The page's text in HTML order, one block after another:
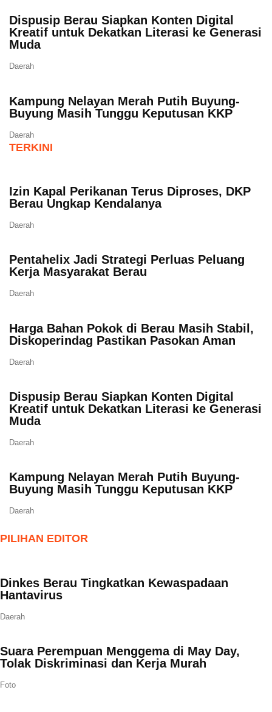
Dispusip Berau Siapkan Konten Digital
Kreatif untuk Dekatkan Literasi ke Generasi
Muda
Daerah
Kampung Nelayan Merah Putih Buyung-
Buyung Masih Tunggu Keputusan KKP
Daerah
TERKINI
Izin Kapal Perikanan Terus Diproses, DKP
Berau Ungkap Kendalanya
Daerah
Pentahelix Jadi Strategi Perluas Peluang
Kerja Masyarakat Berau
Daerah
Harga Bahan Pokok di Berau Masih Stabil,
Diskoperindag Pastikan Pasokan Aman
Daerah
Dispusip Berau Siapkan Konten Digital
Kreatif untuk Dekatkan Literasi ke Generasi
Muda
Daerah
Kampung Nelayan Merah Putih Buyung-
Buyung Masih Tunggu Keputusan KKP
Daerah
PILIHAN EDITOR
Dinkes Berau Tingkatkan Kewaspadaan
Hantavirus
Daerah
Suara Perempuan Menggema di May Day,
Tolak Diskriminasi dan Kerja Murah
Foto